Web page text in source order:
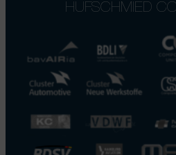
HUFSCHMIED